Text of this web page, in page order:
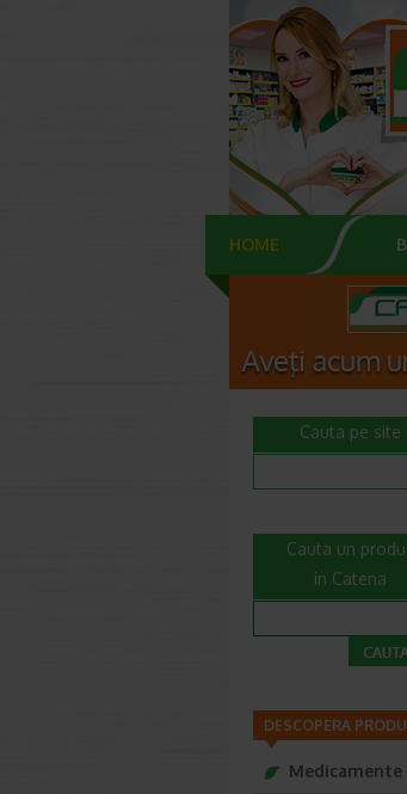
HOME
Cauta pe site
Cauta un
in Catena
DESCOPERA
Medicamente